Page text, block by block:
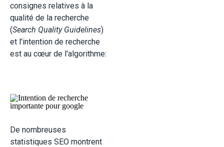
consignes relatives à la
qualité de la recherche
(Search Quality Guidelines)
et l'intention de recherche
est au cœur de l'algorithme:
De nombreuses
statistiques SEO montrent